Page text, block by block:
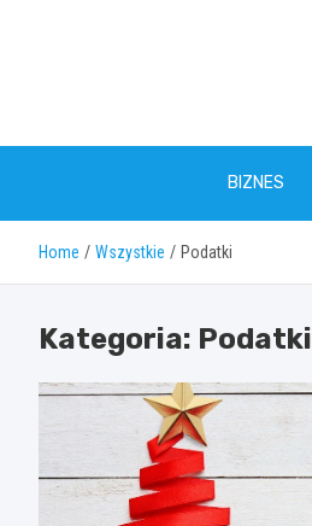
BIZNES
Home Wszystkie Podatki
Kategoria: Podatki